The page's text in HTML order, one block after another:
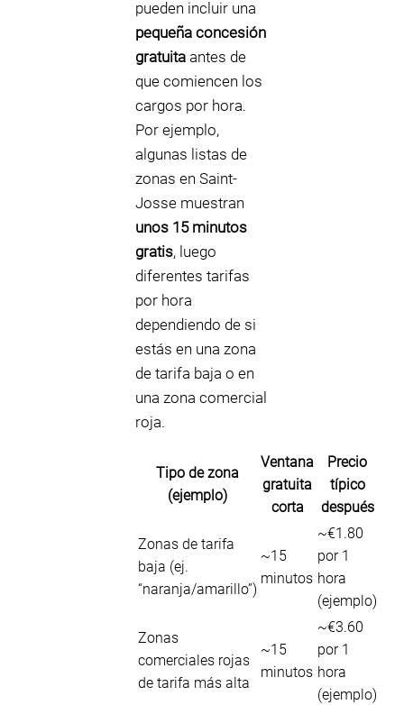
pueden incluir una
pequeña concesión
gratuita antes de
que comiencen los
cargos por hora.
Por ejemplo,
algunas listas de
zonas en Saint-
Josse muestran
unos 15 minutos
gratis, luego
diferentes tarifas
por hora
dependiendo de si
estás en una zona
de tarifa baja o en
una zona comercial
roja.
Tipo de zona
(ejemplo)
Ventana
gratuita
corta
Precio
típico
después
Zonas de tarifa
baja (ej.
“naranja/amarillo”)
~15
minutos
~€1.80
por 1
hora
(ejemplo)
Zonas
comerciales rojas
de tarifa más alta
~15
minutos
~€3.60
por 1
hora
(ejemplo)